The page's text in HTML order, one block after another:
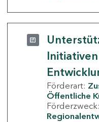
Förderart:
Öffentliche
Förderzweck: